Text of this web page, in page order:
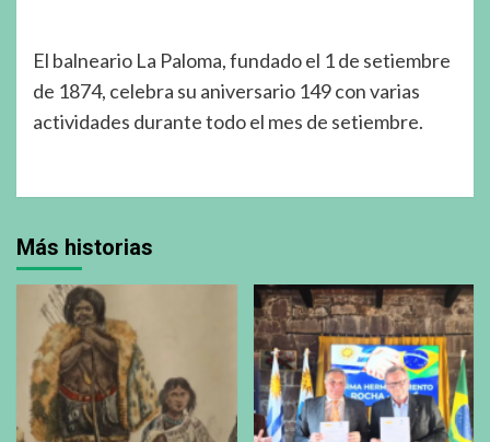
El balneario La Paloma, fundado el 1 de setiembre
de 1874, celebra su aniversario 149 con varias
actividades durante todo el mes de setiembre.
Más historias